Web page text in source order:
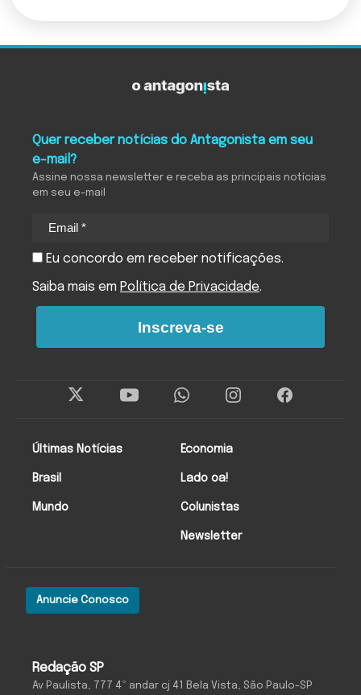
Redação SP
Av Paulista, 777 4º andar cj 41 Bela Vista, São Paulo-SP
Anuncie Conosco
Últimas Notícias
Brasil
Mundo
Economia
Lado oa!
Colunistas
Newsletter
Quer receber notícias do Antagonista em seu
e-mail?
Assine nossa newsletter e receba as principais notícias
em seu e-mail
Eu concordo em receber notificações.
Saiba mais em Política de Privacidade.
Inscreva-se